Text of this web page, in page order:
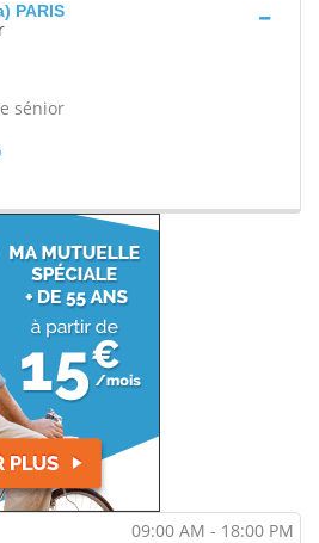
PARIS
sénior
09:00 AM - 18:00 PM